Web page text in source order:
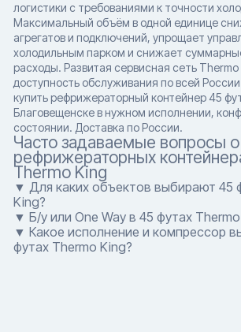
логистики с требованиями к точности
Максимальный объём в одной единице
агрегатов и подключений, упрощает
холодильным парком и снижает
расходы. Развитая сервисная сеть
доступность обслуживания по всей
купить рефрижераторный контейнер 45
Благовещенске в нужном исполнении,
состоянии. Доставка по России.
Часто задаваемые вопросы о
рефрижераторных
Thermo King
▼ Для каких объектов выбирают 45
King?
▼ Б/у или One Way в 45 футах
▼ Какое исполнение и компрессор
футах Thermo King?